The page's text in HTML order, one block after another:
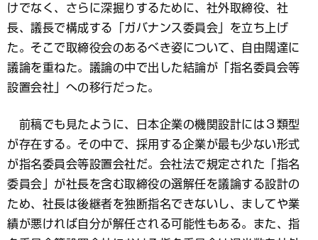
けでなく、さらに深掘りするために、社外取締役、社
長、議長で構成する「ガバナンス委員会」を立ち上げ
た。そこで取締役会のあるべき姿について、自由闊達に
議論を重ねた。議論の中で出した結論が「指名委員会等
設置会社」への移行だった。
前稿でも見たように、日本企業の機関設計には３類型
が存在する。その中で、採用する企業が最も少ない形式
が指名委員会等設置会社だ。会社法で規定された「指名
委員会」が社長を含む取締役の選解任を議論する設計の
ため、社長は後継者を独断指名できないし、ましてや業
績が悪ければ自分が解任される可能性もある。また、指